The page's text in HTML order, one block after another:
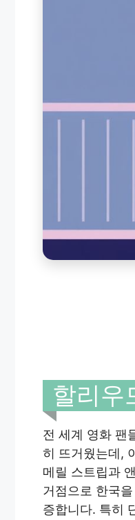
할리우
전 세계 영화 팬
히 뜨거웠는데,
메릴 스트립과
거점으로 한국
증합니다. 특히